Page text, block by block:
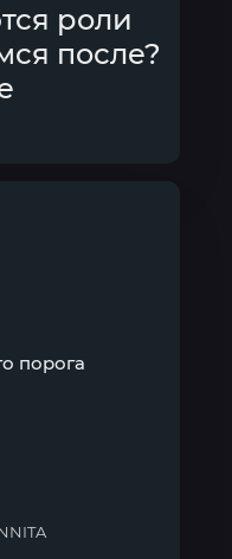
роли
после?
порога